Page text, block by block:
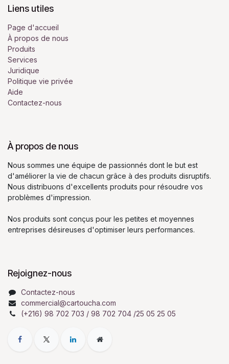
Liens utiles
Page d'accueil
À propos de nous
Produits
Services
Juridique
Politique vie privée
Aide
Contactez-nous
À propos de nous
Nous sommes une équipe de passionnés dont le but est
d'améliorer la vie de chacun grâce à des produits disruptifs.
Nous distribuons d'excellents produits pour résoudre vos
problèmes d'impression.
Nos produits sont conçus pour les petites et moyennes
entreprises désireuses d'optimiser leurs performances.
Rejoignez-nous
Contactez-nous
commercial@cartoucha.com
(+216) 98 702 703 / 98 702 704 /25 05 25 05